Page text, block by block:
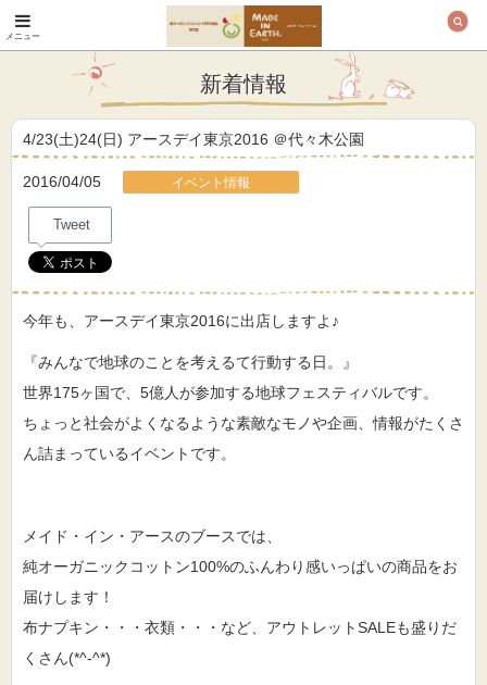
オーガニックコットン
製品と布ナプキン メ
イド・イン・アース
メニュー
新着情報
4/23(土)24(日) アースデイ東京2016 ＠代々木公園
2016/04/05 イベント情報
Tweet
今年も、アースデイ東京2016に出店しますよ♪
『みんなで地球のことを考えるて行動する日。』
世界175ヶ国で、5億人が参加する地球フェスティバルです。
ちょっと社会がよくなるような素敵なモノや企画、情報がたくさ
ん詰まっているイベントです。
メイド・イン・アースのブースでは、
純オーガニックコットン100%のふんわり感いっぱいの商品をお
届けします！
布ナプキン・・・衣類・・・など、アウトレットSALEも盛りだ
くさん(*^-^*)